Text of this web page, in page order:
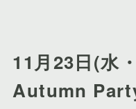
11月23日(水
Autumn